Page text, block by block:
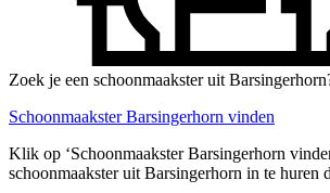
Zoek je een schoonmaakster uit
Schoonmaakster Barsingerhorn vinden
Klik op ‘Schoonmaakster Barsingerhorn
schoonmaakster uit Barsingerhorn in te huren